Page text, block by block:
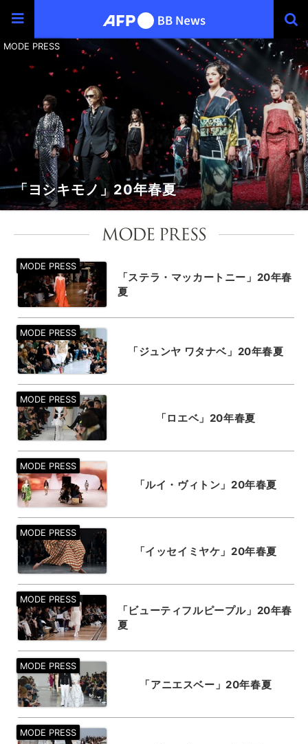
「ヨシキモノ」20年春夏
「ステラ・マッカートニー」20年春
夏
「ジュンヤ ワタナベ」20年春夏
「ロエベ」20年春夏
「ルイ・ヴィトン」20年春夏
「イッセイミヤケ」20年春夏
「ビューティフルピープル」20年春
夏
「アニエスベー」20年春夏